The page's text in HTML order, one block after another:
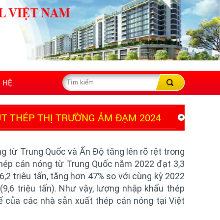
HỆ
THÉP THỊ TRƯỜNG ẢM ĐẠM 2024
từ Trung Quốc và Ấn Độ tăng lên rõ rệt trong
cán nóng từ Trung Quốc năm 2022 đạt 3,3
triệu tấn, tăng hơn 47% so với cùng kỳ 2022
triệu tấn). Như vậy, lượng nhập khẩu thép
các nhà sản xuất thép cán nóng tại Việt